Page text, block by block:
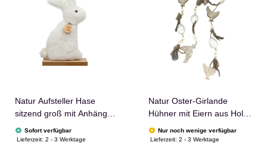
Natur Aufsteller Hase
sitzend groß mit Anhänger
Happy Easter aus
Polyester in Weiß
Sofort verfügbar
Lieferzeit:2 - 3 Werktage
Natur Oster-Girlande
Hühner mit Eiern aus Holz
in Weiß Braun
Nur noch wenige verfügbar
Lieferzeit:2 - 3 Werktage